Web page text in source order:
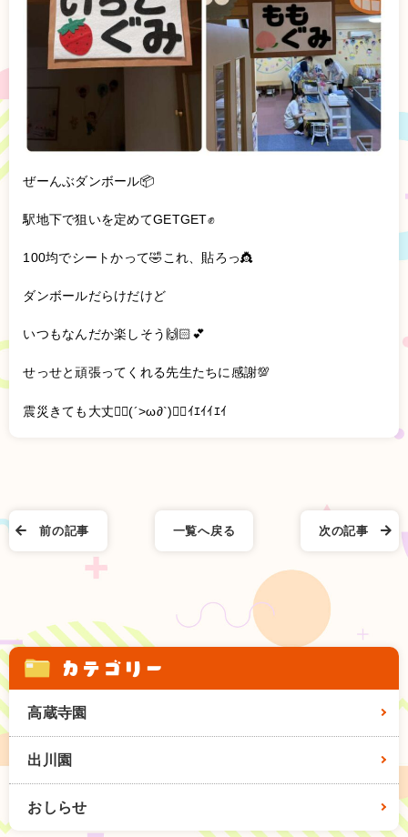
ぜーんぶダンボール📦
駅地下で狙いを定めてGETGET✊
100均でシートかって🤣これ、貼ろっ👸
ダンボールだらけだけど
いつもなんだか楽しそう🙌🏻︎‪💕
せっせと頑張ってくれる先生たちに感謝💯
震災きても大丈✌🏻(´>ω∂`)✌🏻ｲｴｲｲｴｲ
次の記事
一覧へ戻る
前の記事
カテゴリー
高蔵寺園
出川園
おしらせ